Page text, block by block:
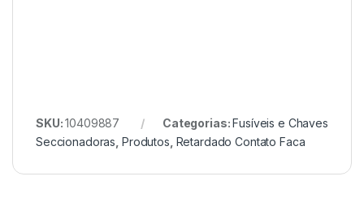
SKU:10409887 Categorias:Fusíveis e Chaves
Seccionadoras Produtos Retardado Contato Faca